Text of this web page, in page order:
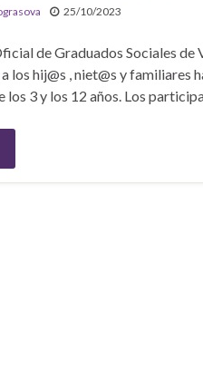
25/10/2023
Graduados Sociales de
los hij@s , niet@s y familiares
los 3 y los 12 años. Los